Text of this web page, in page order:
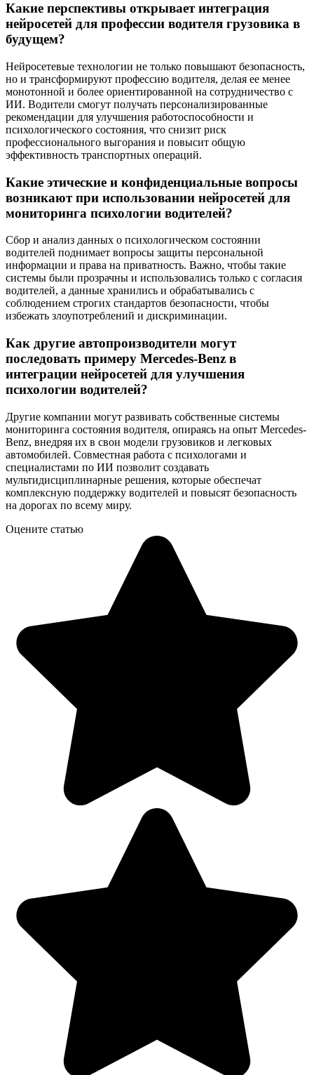
Какие перспективы открывает интеграция
нейросетей для профессии водителя грузовика в
будущем?
Нейросетевые технологии не только повышают безопасность,
но и трансформируют профессию водителя, делая ее менее
монотонной и более ориентированной на сотрудничество с
ИИ. Водители смогут получать персонализированные
рекомендации для улучшения работоспособности и
психологического состояния, что снизит риск
профессионального выгорания и повысит общую
эффективность транспортных операций.
Какие этические и конфиденциальные вопросы
возникают при использовании нейросетей для
мониторинга психологии водителей?
Сбор и анализ данных о психологическом состоянии
водителей поднимает вопросы защиты персональной
информации и права на приватность. Важно, чтобы такие
системы были прозрачны и использовались только с согласия
водителей, а данные хранились и обрабатывались с
соблюдением строгих стандартов безопасности, чтобы
избежать злоупотреблений и дискриминации.
Как другие автопроизводители могут
последовать примеру Mercedes-Benz в
интеграции нейросетей для улучшения
психологии водителей?
Другие компании могут развивать собственные системы
мониторинга состояния водителя, опираясь на опыт Mercedes-
Benz, внедряя их в свои модели грузовиков и легковых
автомобилей. Совместная работа с психологами и
специалистами по ИИ позволит создавать
мультидисциплинарные решения, которые обеспечат
комплексную поддержку водителей и повысят безопасность
на дорогах по всему миру.
Оцените статью